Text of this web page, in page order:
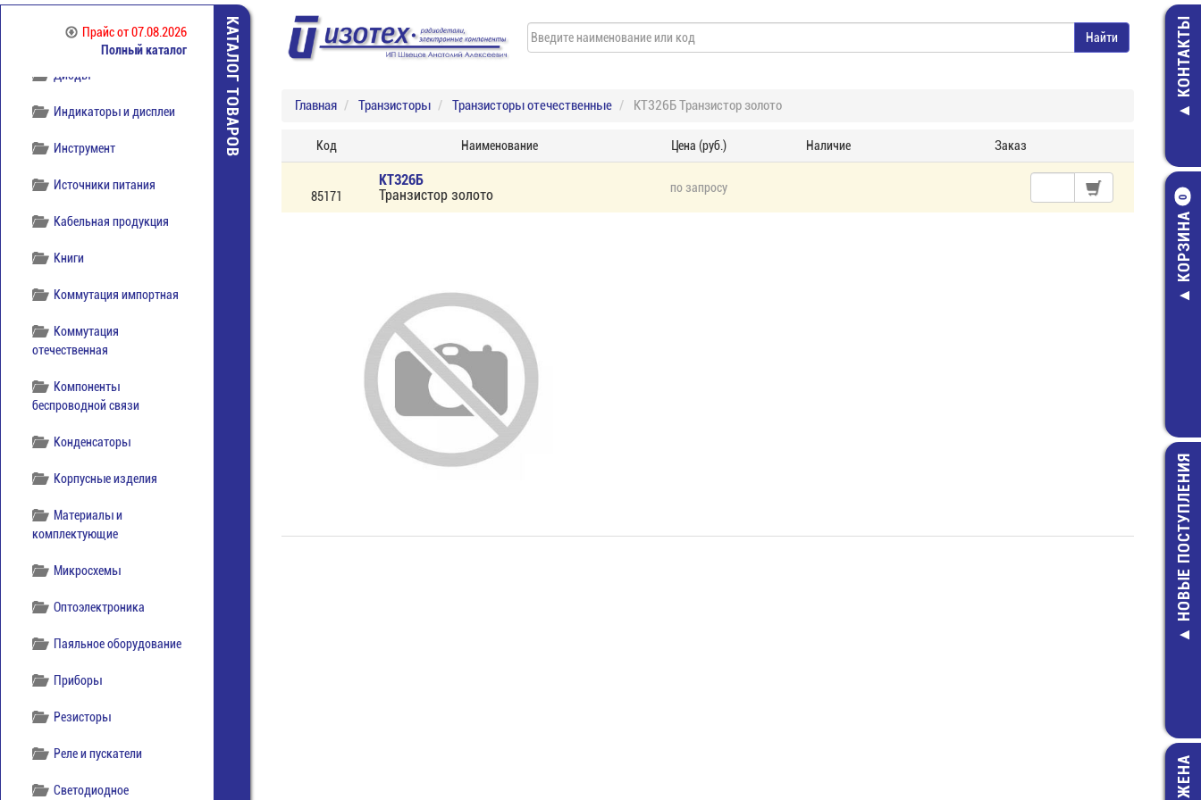
Прайсот 07.08.2026
Полный каталог
Диоды
Индикаторы и дисплеи
Инструмент
Источники питания
Кабельная продукция
Книги
Коммутация импортная
Коммутация
отечественная
Компоненты
беспроводной связи
Конденсаторы
Корпусные изделия
Материалы и
комплектующие
Микросхемы
Оптоэлектроника
Паяльное оборудование
Приборы
Резисторы
Реле и пускатели
Светодиодное
КАТАЛОГ ТОВАРОВ КОНТАКТЫ
КОРЗИНА
0
МКА-10110
Геркон
49,00 руб.
НОВЫЕ ПОСТУПЛЕНИЯ
Главная Транзисторы Транзисторы отечественные КТ326Б Транзистор золото
Код Наименование Цена (руб.) Наличие Заказ
85171
КТ326Б
Транзистор золото
по запросу